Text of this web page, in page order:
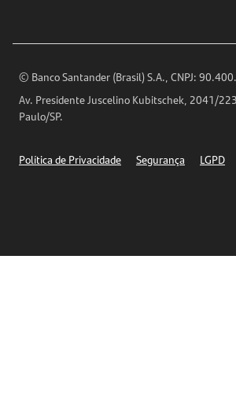
Encontre nossas agências
Horários de Atendimento
Telefones
© Banco Santander (Brasil) S.A., CNPJ:
Av. Presidente Juscelino Kubitschek, 2041/
Paulo/SP.
Política de Privacidade Segurança LGPD